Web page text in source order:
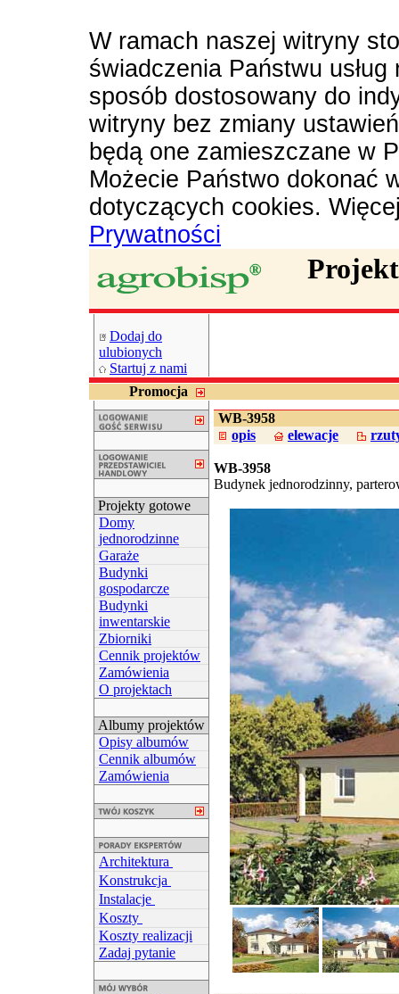
W ramach naszej witryny
świadczenia Państwu
sposób dostosowany do
witryny bez zmiany
będą one zamieszczane w
Możecie Państwo dokonać
dotyczących cookies.
Prywatności
Dodaj do
ulubionych
Startuj z nami
Promocja
Projekty gotowe
Domy
jednorodzinne
Garaże
Budynki
gospodarcze
Budynki
inwentarskie
Zbiorniki
Cennik projektów
Zamówienia
O projektach
Albumy projektów
Opisy albumów
Cennik albumów
Zamówienia
Architektura
Konstrukcja
Instalacje
Koszty
Koszty realizacji
Zadaj pytanie
WB-3958
opis
elewacje
WB-3958
Budynek jednorodzinny,